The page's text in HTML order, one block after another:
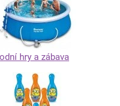
hry a zábava